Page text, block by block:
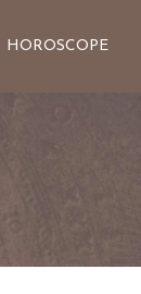
HOROSCOPE